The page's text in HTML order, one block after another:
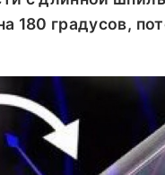
180 градусов,